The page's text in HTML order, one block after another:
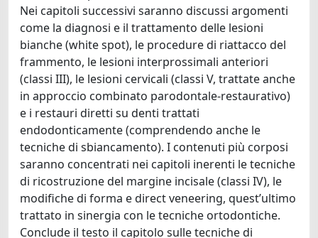
Nei capitoli successivi saranno discussi argomenti
come la diagnosi e il trattamento delle lesioni
bianche (white spot), le procedure di riattacco del
frammento, le lesioni interprossimali anteriori
(classi III), le lesioni cervicali (classi V, trattate anche
in approccio combinato parodontale-restaurativo)
e i restauri diretti su denti trattati
endodonticamente (comprendendo anche le
tecniche di sbiancamento). I contenuti più corposi
saranno concentrati nei capitoli inerenti le tecniche
di ricostruzione del margine incisale (classi IV), le
modifiche di forma e direct veneering, quest’ultimo
trattato in sinergia con le tecniche ortodontiche.
Conclude il testo il capitolo sulle tecniche di